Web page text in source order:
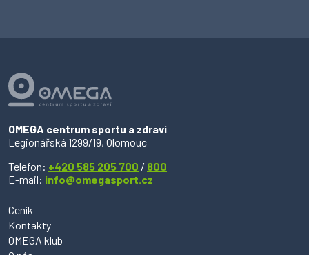
OMEGA centrum sportu a zdraví
Legionářská 1299/19, Olomouc
Telefon: +420 585 205 700 / 800
E-mail: info@omegasport.cz
Ceník
Kontakty
OMEGA klub